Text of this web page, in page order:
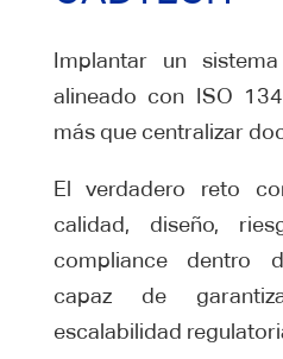
Implantar un
alineado con ISO
más que centralizar
El verdadero reto
calidad, diseño,
compliance dentro
capaz de
escalabilidad